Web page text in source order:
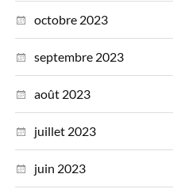
octobre 2023
septembre 2023
août 2023
juillet 2023
juin 2023